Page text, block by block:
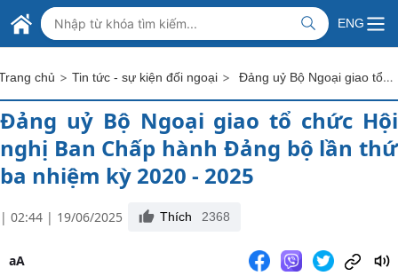
Skip to Main Content
BỘ NGOẠI GIAO VIỆT NAM
MINISTRY OF FOREIGN AFFAIRS
ENG
chủ > Tin tức - sự kiện đối ngoại > Đảng uỷ Bộ Ngoại giao tổ chức Hội nghị Ban Chấp hành Đảng bộ lần thứ ba nhiệm kỳ 2020 - 2025
Đảng uỷ Bộ Ngoại giao tổ chức Hội
nghị Ban Chấp hành Đảng bộ lần thứ
ba nhiệm kỳ 2020 - 2025
| 02:44 | 19/06/2025 Thích 2368
aA